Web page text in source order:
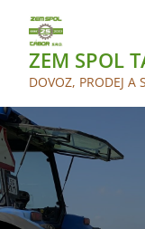
contentZEM SPOL
DOVOZ, PRODEJ A